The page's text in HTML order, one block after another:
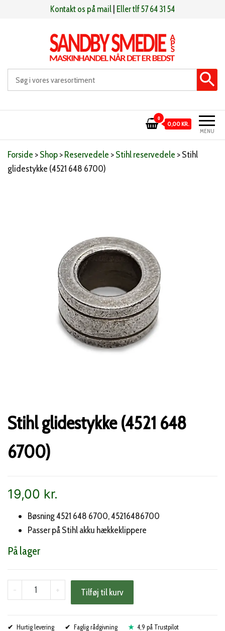
Kontakt os på mail Eller tlf 57 64 31 54
Sandby smeden Maskinhandel når det er bedst
MENU
0
0,00 KR.
Forside >Shop>Reservedele >Stihl reservedele >Stihl
glidestykke (4521 648 6700)
Stihl glidestykke (4521 648
6700)
19,00 kr.
Bøsning 4521 648 6700, 45216486700
Passer på Stihl akku hækkeklippere
På lager
-
Stihl
glidestykke
648
+ Tilføj til kurv
Hurtig levering Faglig rådgivning 4,9 på Trustpilot